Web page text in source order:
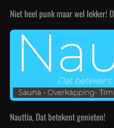
Niet heel punk maar wel lekker!
Nauttia, Dat betekent genieten!